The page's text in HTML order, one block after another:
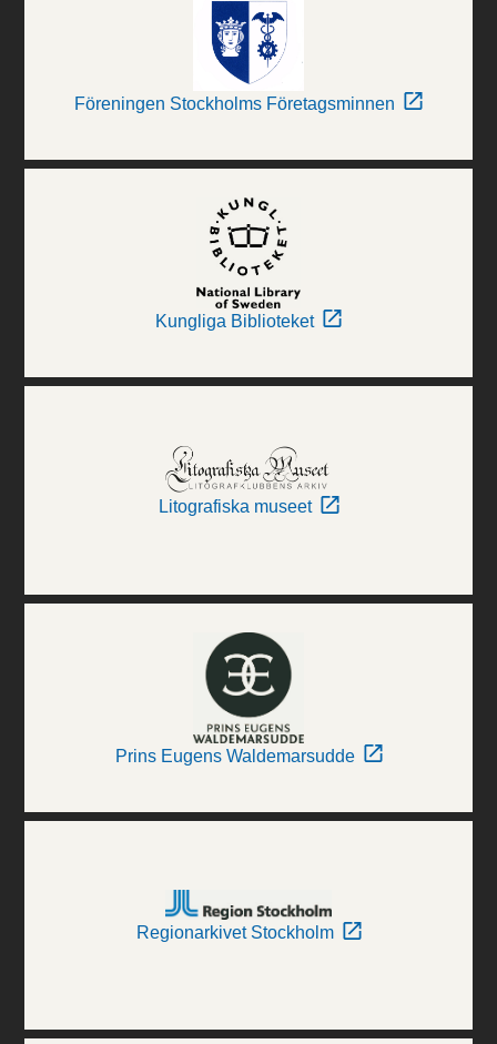
Föreningen Stockholms Företagsminnen
Kungliga Biblioteket
Litografiska museet
Prins Eugens Waldemarsudde
Regionarkivet Stockholm